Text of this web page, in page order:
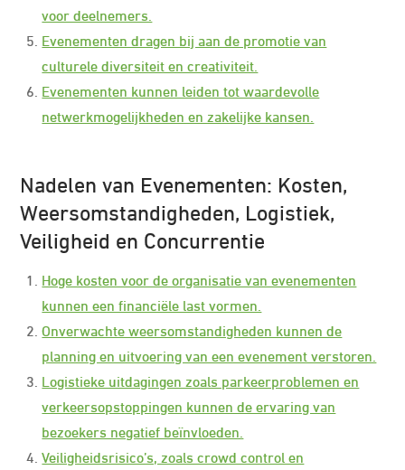
voor deelnemers.
Evenementen dragen bij aan de promotie van
culturele diversiteit en creativiteit.
Evenementen kunnen leiden tot waardevolle
netwerkmogelijkheden en zakelijke kansen.
Nadelen van Evenementen: Kosten,
Weersomstandigheden, Logistiek,
Veiligheid en Concurrentie
Hoge kosten voor de organisatie van evenementen
kunnen een financiële last vormen.
Onverwachte weersomstandigheden kunnen de
planning en uitvoering van een evenement verstoren.
Logistieke uitdagingen zoals parkeerproblemen en
verkeersopstoppingen kunnen de ervaring van
bezoekers negatief beïnvloeden.
Veiligheidsrisico’s, zoals crowd control en